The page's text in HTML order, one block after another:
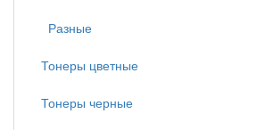
Разные
Тонеры цветные
Тонеры черные